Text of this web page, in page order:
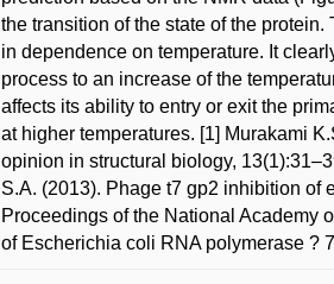
the transition of the state of the
in dependence on temperature. It
process to an increase of the
affects its ability to entry or exit the
at higher temperatures. [1] Murakami
opinion in structural biology,
S.A. (2013). Phage t7 gp2 inhibition of
Proceedings of the National Academy
of Escherichia coli RNA polymerase ?